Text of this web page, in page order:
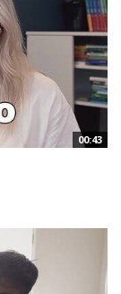
00:43